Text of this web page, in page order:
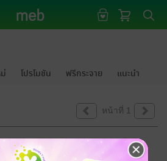
โปรโมชัน ฟรีกระจาย แนะนำ
หน้าที่ 1